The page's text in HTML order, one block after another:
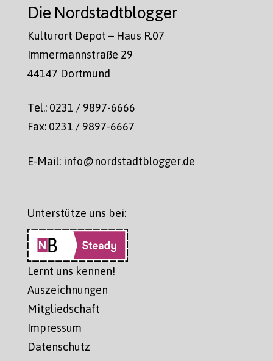
Die Nordstadtblogger
Kulturort Depot – Haus R.07
Immermannstraße 29
44147 Dortmund
Tel.: 0231 / 9897-6666
Fax: 0231 / 9897-6667
E-Mail: info@nordstadtblogger.de
Unterstütze uns bei:
Lernt uns kennen!
Auszeichnungen
Mitgliedschaft
Impressum
Datenschutz